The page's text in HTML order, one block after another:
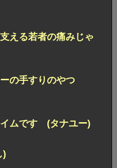
える若者の痛みじゃ
の手すりのやつ
ムです (タナユー)
)